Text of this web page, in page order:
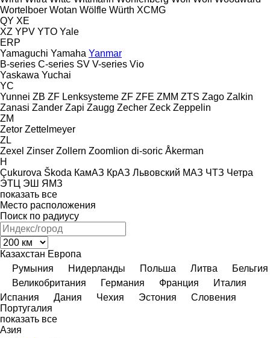
Wortelboer Wotan Wölfle Würth XCMG
QY XE
XZ YPV YTO Yale
ERP
Yamaguchi Yamaha Yanmar
B-series C-series SV V-series Vio
Yaskawa Yuchai
YC
Yunnei ZB ZF Lenksysteme ZF ZFE ZMM ZTS Zago Zalkin
Zanasi Zander Zapi Zaugg Zecher Zeck Zeppelin
ZM
Zetor Zettelmeyer
ZL
Zexel Zinser Zollern Zoomlion di-soric Åkerman
H
Çukurova Škoda КамАЗ КрАЗ Львовский МАЗ ЧТЗ Четра
ЭТЦ ЭШ
ЯМЗ
показать все
Место расположения
Поиск по радиусу
Казахстан Европа
Румыния
Нидерланды Польша Литва
Бельгия
Великобритания
Германия Франция
Италия
Испания
Дания Чехия Эстония
Словения
Португалия
показать все
Азия